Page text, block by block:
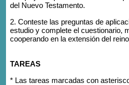
del Nuevo Testamento.
2. Conteste las preguntas de
estudio y complete el cuestionario,
cooperando en la extensión del
TAREAS
* Las tareas marcadas con